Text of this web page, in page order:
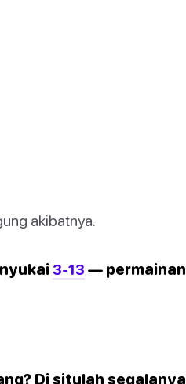
akibatnya.
3-13 — permainan
Di situlah segalanya